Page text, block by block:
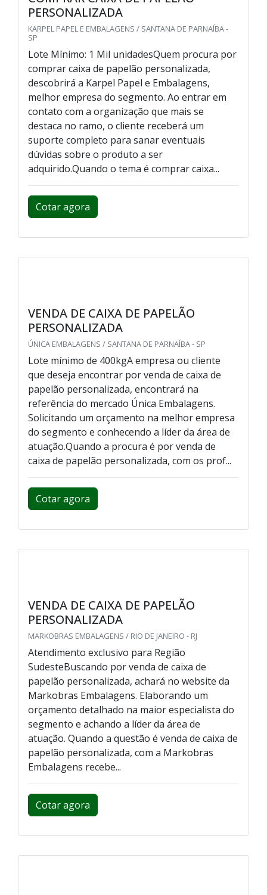
PERSONALIZADA
KARPEL PAPEL E EMBALAGENS / SANTANA DE PARNAÍBA -
SP
Lote Mínimo: 1 Mil unidadesQuem procura por
comprar caixa de papelão personalizada,
descobrirá a Karpel Papel e Embalagens,
melhor empresa do segmento. Ao entrar em
contato com a organização que mais se
destaca no ramo, o cliente receberá um
suporte completo para sanar eventuais
dúvidas sobre o produto a ser
adquirido.Quando o tema é comprar caixa...
Cotar agora
VENDA DE CAIXA DE PAPELÃO
PERSONALIZADA
ÚNICA EMBALAGENS / SANTANA DE PARNAÍBA - SP
Lote mínimo de 400kgA empresa ou cliente
que deseja encontrar por venda de caixa de
papelão personalizada, encontrará na
referência do mercado Única Embalagens.
Solicitando um orçamento na melhor empresa
do segmento e conhecendo a líder da área de
atuação.Quando a procura é por venda de
caixa de papelão personalizada, com os prof...
Cotar agora
VENDA DE CAIXA DE PAPELÃO
PERSONALIZADA
MARKOBRAS EMBALAGENS / RIO DE JANEIRO - RJ
Atendimento exclusivo para Região
SudesteBuscando por venda de caixa de
papelão personalizada, achará no website da
Markobras Embalagens. Elaborando um
orçamento detalhado na maior especialista do
segmento e achando a líder da área de
atuação. Quando a questão é venda de caixa de
papelão personalizada, com a Markobras
Embalagens recebe...
Cotar agora